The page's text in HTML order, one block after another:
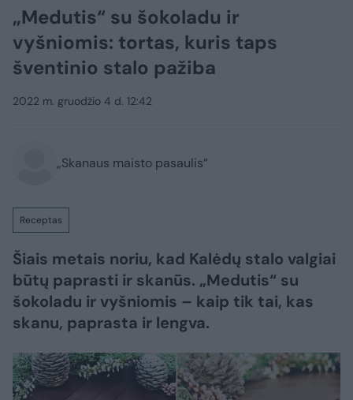
„Medutis“ su šokoladu ir
vyšniomis: tortas, kuris taps
šventinio stalo pažiba
2022 m. gruodžio 4 d. 12:42
„Skanaus maisto pasaulis“
Receptas
Šiais metais noriu, kad Kalėdų stalo valgiai
būtų paprasti ir skanūs. „Medutis“ su
šokoladu ir vyšniomis – kaip tik tai, kas
skanu, paprasta ir lengva.